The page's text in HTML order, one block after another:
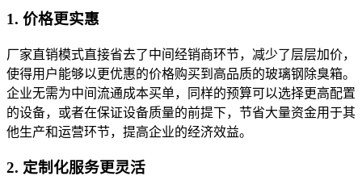
1. 价格更实惠
厂家直销模式直接省去了中间经销商环节，减少了层层加价，
使得用户能够以更优惠的价格购买到高品质的玻璃钢除臭箱。
企业无需为中间流通成本买单，同样的预算可以选择更高配置
的设备，或者在保证设备质量的前提下，节省大量资金用于其
他生产和运营环节，提高企业的经济效益。
2. 定制化服务更灵活